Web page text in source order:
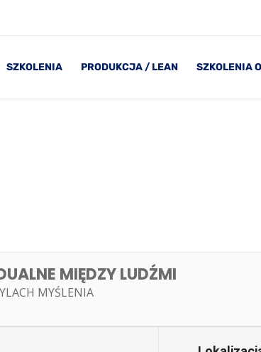
SZKOLENIA PRODUKCJA / LEAN SZKOLENIA
MIĘDZY LUDŹMI
MYŚLENIA